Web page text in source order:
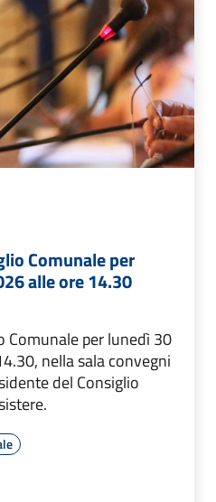
Comunale per
alle ore 14.30
Comunale per lunedì 30
nella sala convegni
del Consiglio